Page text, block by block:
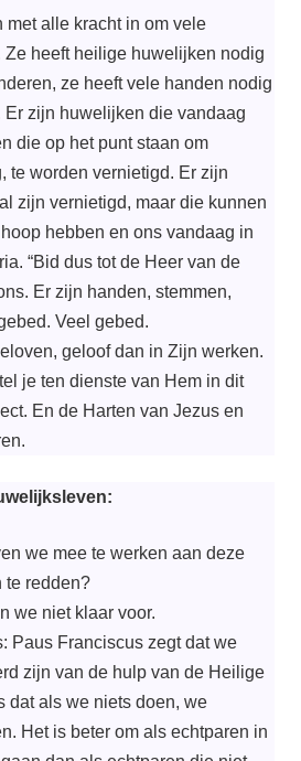
met alle kracht in om vele
Ze heeft heilige huwelijken nodig
ze heeft vele handen nodig
Er zijn huwelijken die vandaag
die op het punt staan om
te worden vernietigd. Er zijn
zijn vernietigd, maar die kunnen
hebben en ons vandaag in
“Bid dus tot de Heer van de
Er zijn handen, stemmen,
Veel gebed.
geloof dan in Zijn werken.
je ten dienste van Hem in dit
En de Harten van Jezus en
we mee te werken aan deze
te redden?
we niet klaar voor.
Paus Franciscus zegt dat we
zijn van de hulp van de Heilige
dat als we niets doen, we
Het is beter om als echtparen in